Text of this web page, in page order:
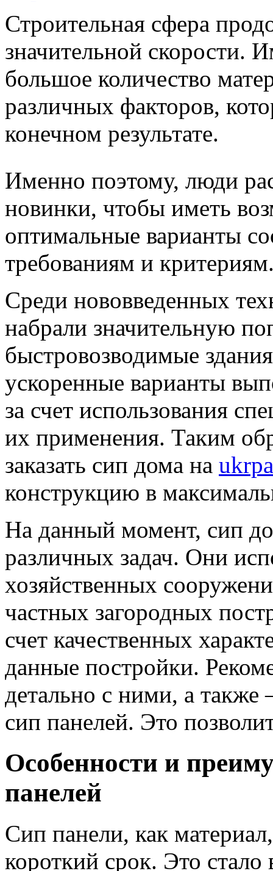
Строительная сфера
значительной скорости.
большое количество
различных факторов,
конечном результате.
Именно поэтому, люди
новинки, чтобы иметь
оптимальные варианты
требованиям и
Среди нововведенных
набрали значительную
быстровозводимые
ускоренные варианты
за счет использования
их применения. Таким
заказать сип дома на
конструкцию в
На данный момент, сип
различных задач. Они
хозяйственных
частных загородных
счет качественных
данные постройки.
детально с ними, а
сип панелей. Это
Особенности и
панелей
Сип панели, как
короткий срок. Это